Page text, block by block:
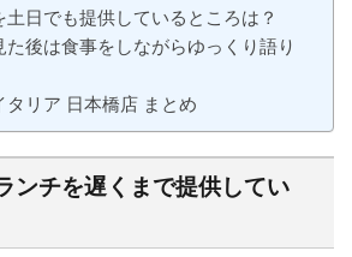
土日でも提供しているところは？
た後は食事をしながらゆっくり語り
タリア 日本橋店 まとめ
ンチを遅くまで提供してい